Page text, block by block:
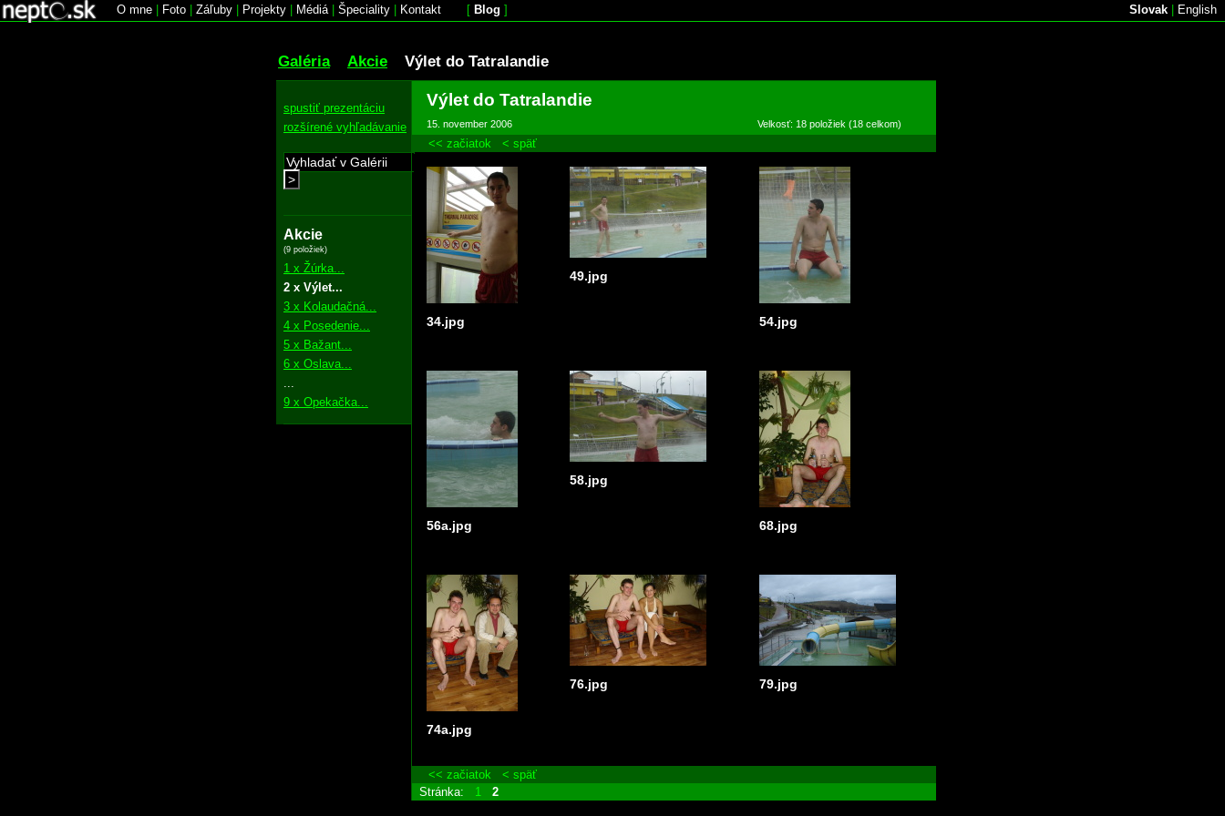
O mne Foto Záľuby Projekty Médiá| Špeciality Kontakt [ Blog ] Slovak English
Galéria Akcie Výlet do Tatralandie
spustiť prezentáciu
rozšírené vyhľadávanie
>
Akcie
(9 položiek)
1 x Žúrka...
2 x Výlet...
3 x Kolaudačná...
4 x Posedenie...
5 x Bažant...
6 x Oslava...
9 x Opekačka...
Výlet do Tatralandie
15. november 2006 Velkosť: 18 položiek (18 celkom)
<< začiatok < späť
34.jpg
49.jpg
54.jpg
56a.jpg
58.jpg
68.jpg
74a.jpg
76.jpg 79.jpg
<< začiatok
< späť
Stránka:
1 2